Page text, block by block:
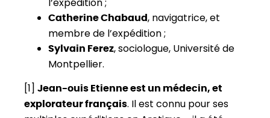
l’expédition ;
Catherine Chabaud, navigatrice, et
membre de l’expédition ;
Sylvain Ferez, sociologue, Université de
Montpellier.
[1] Jean-ouis Etienne est un médecin, et
explorateur français. Il est connu pour ses